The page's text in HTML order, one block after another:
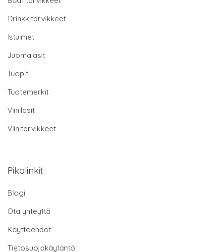
Drinkkitarvikkeet
Istuimet
Juomalasit
Tuopit
Tuotemerkit
Viinilasit
Viinitarvikkeet
Pikalinkit
Blogi
Ota yhteyttä
Käyttöehdot
Tietosuojakäytäntö